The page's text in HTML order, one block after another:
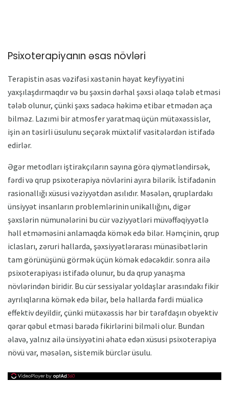
Psixoterapiyanın əsas növləri
Terapistin əsas vəzifəsi xəstənin həyat keyfiyyətini
yaxşılaşdırmaqdır və bu şəxsin dərhal şəxsi əlaqə tələb etməsi
tələb olunur, çünki şəxs sadəcə həkimə etibar etmədən aça
bilməz. Lazımi bir atmosfer yaratmaq üçün mütəxəssislər,
işin ən təsirli üsulunu seçərək müxtəlif vasitələrdən istifadə
edirlər.
Əgər metodları iştirakçıların sayına görə qiymətləndirsək,
fərdi və qrup psixoterapiya növlərini ayıra bilərik. İstifadənin
rasionallığı xüsusi vəziyyətdən asılıdır. Məsələn, qruplardakı
ünsiyyət insanların problemlərinin unikallığını, digər
şəxslərin nümunələrini bu cür vəziyyətləri müvəffəqiyyətlə
həll etməməsini anlamaqda kömək edə bilər. Həmçinin, qrup
iclasları, zəruri hallarda, şəxsiyyətlərarası münasibətlərin
tam görünüşünü görmək üçün kömək edəcəkdir. sonra ailə
psixoterapiyası istifadə olunur, bu da qrup yanaşma
növlərindən biridir. Bu cür sessiyalar yoldaşlar arasındakı fikir
ayrılıqlarına kömək edə bilər, belə hallarda fərdi müalicə
effektiv deyildir, çünki mütəxəssis hər bir tərəfdaşın obyektiv
qərar qəbul etməsi barədə fikirlərini bilməli olur. Bundan
əlavə, yalnız ailə ünsiyyətini əhatə edən xüsusi psixoterapiya
növü var, məsələn, sistemik bürclər üsulu.